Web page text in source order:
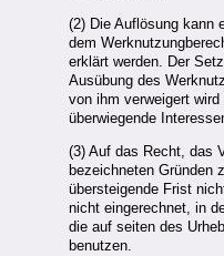
(2) Die Auflösung kann
dem
erklärt werden. Der
Ausübung des
von ihm verweigert
überwiegende
(3) Auf das Recht, das
bezeichneten Gründen
übersteigende Frist
nicht eingerechnet, in
die auf seiten des
benutzen.